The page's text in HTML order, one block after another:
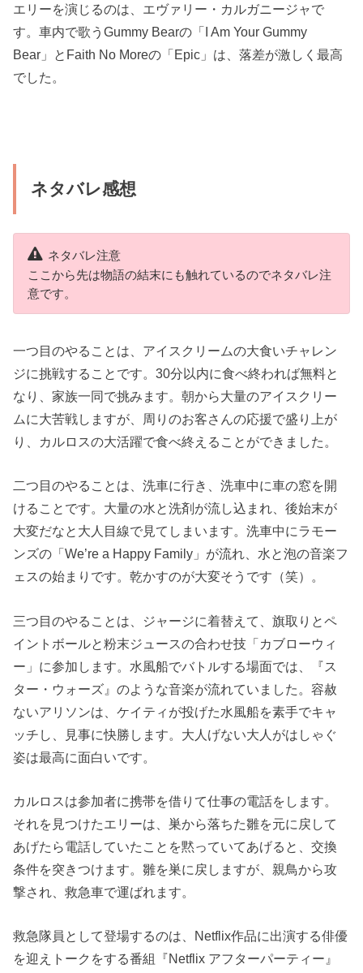
エリーを演じるのは、エヴァリー・カルガニージャで
す。車内で歌うGummy Bearの「I Am Your Gummy
Bear」とFaith No Moreの「Epic」は、落差が激しく最高
でした。
ネタバレ感想
ネタバレ注意
ここから先は物語の結末にも触れているのでネタバレ注
意です。
一つ目のやることは、アイスクリームの大食いチャレン
ジに挑戦することです。30分以内に食べ終われば無料と
なり、家族一同で挑みます。朝から大量のアイスクリー
ムに大苦戦しますが、周りのお客さんの応援で盛り上が
り、カルロスの大活躍で食べ終えることができました。
二つ目のやることは、洗車に行き、洗車中に車の窓を開
けることです。大量の水と洗剤が流し込まれ、後始末が
大変だなと大人目線で見てしまいます。洗車中にラモー
ンズの「We’re a Happy Family」が流れ、水と泡の音楽フ
ェスの始まりです。乾かすのが大変そうです（笑）。
三つ目のやることは、ジャージに着替えて、旗取りとペ
イントボールと粉末ジュースの合わせ技「カブローウィ
ー」に参加します。水風船でバトルする場面では、『ス
ター・ウォーズ』のような音楽が流れていました。容赦
ないアリソンは、ケイティが投げた水風船を素手でキャ
ッチし、見事に快勝します。大人げない大人がはしゃぐ
姿は最高に面白いです。
カルロスは参加者に携帯を借りて仕事の電話をします。
それを見つけたエリーは、巣から落ちた雛を元に戻して
あげたら電話していたことを黙っていてあげると、交換
条件を突きつけます。雛を巣に戻しますが、親鳥から攻
撃され、救急車で運ばれます。
救急隊員として登場するのは、Netflix作品に出演する俳優
を迎えトークをする番組『Netflix アフターパーティー』